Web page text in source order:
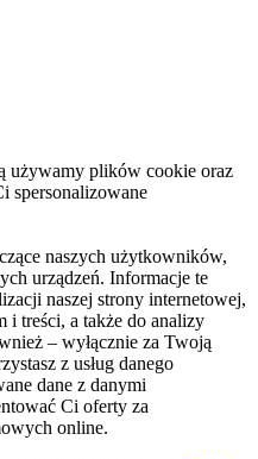
używamy plików cookie oraz
spersonalizowane
naszych użytkowników,
urządzeń. Informacje te
naszej strony internetowej,
i treści, a także do analizy
– wyłącznie za Twoją
z usług danego
dane z danymi
Ci oferty za
online.